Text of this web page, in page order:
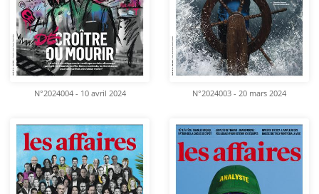
N°2024004 - 10 avril 2024 N°2024003 - 20 mars 2024